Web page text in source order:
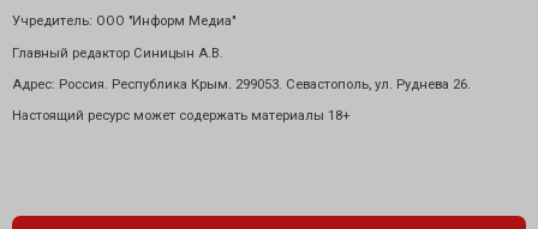
Учредитель: ООО "Информ Медиа"
Главный редактор Синицын А.В.
Адрес: Россия. Республика Крым. 299053. Севастополь, ул. Руднева 26.
Настоящий ресурс может содержать материалы 18+